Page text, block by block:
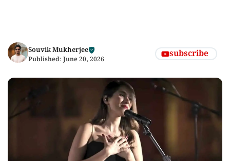
Souvik Mukherjee
Published: June 20, 2026 subscribe